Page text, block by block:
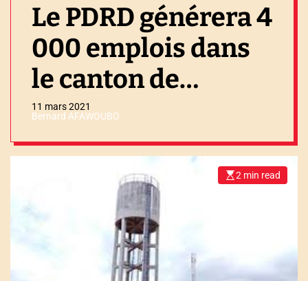
Le PDRD générera 4
000 emplois dans
le canton de
Djagblé
11 mars 2021
Bernard AFAWOUBO
E
e
2 min read